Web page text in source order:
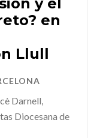
en
Llull
Darnell,
Diocesana de